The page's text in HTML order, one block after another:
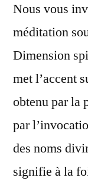
Nous vous
méditation
Dimension
met l’accent
obtenu par la
par
des noms
signifie à la